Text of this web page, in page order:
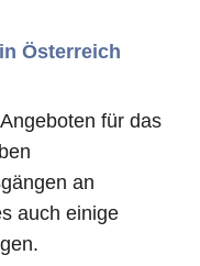
Österreich
für das
an
auch einige